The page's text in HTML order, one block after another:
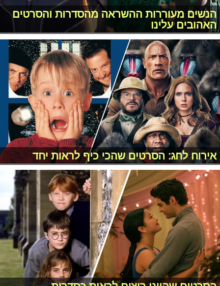
הנשים מעוררות ההשראה מהסדרות והסרטים
האהובים עלינו
אירוח לחג: הסרטים שהכי כיף לראות יחד